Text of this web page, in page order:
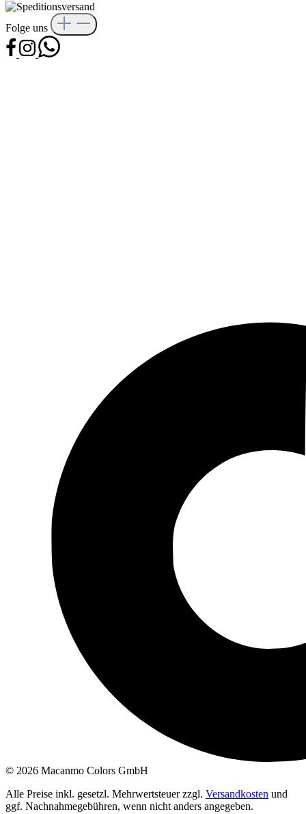
Folge uns
© 2026 Macanmo Colors GmbH
Alle Preise inkl. gesetzl. Mehrwertsteuer zzgl. Versandkosten und
ggf. Nachnahmegebühren, wenn nicht anders angegeben.